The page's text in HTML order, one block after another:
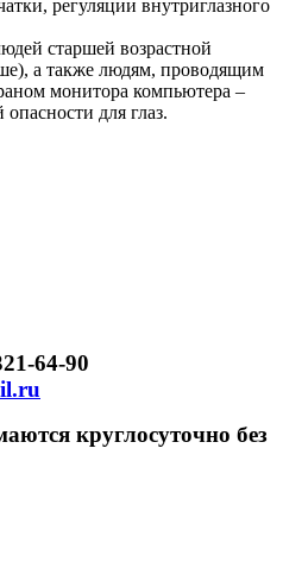
регуляции внутриглазного
старшей возрастной
а также людям, проводящим
монитора компьютера –
для глаз.
64-90
круглосуточно без